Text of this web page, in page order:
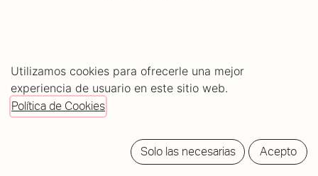
C/ Mundaiz 8, bajo
20012 Donostia - San Sebastián
Utilizamos cookies para ofrecerle una mejor
experiencia de usuario en este sitio web.
Política de Cookies
Solo las necesarias Acepto